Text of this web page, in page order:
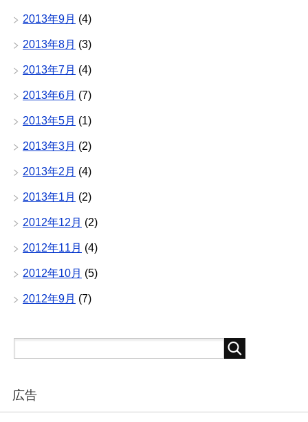
2013年9月 (4)
2013年8月 (3)
2013年7月 (4)
2013年6月 (7)
2013年5月 (1)
2013年3月 (2)
2013年2月 (4)
2013年1月 (2)
2012年12月 (2)
2012年11月 (4)
2012年10月 (5)
2012年9月 (7)
広告